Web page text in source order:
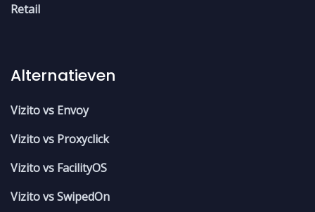
Retail
Alternatieven
Vizito vs Envoy
Vizito vs Proxyclick
Vizito vs FacilityOS
Vizito vs SwipedOn